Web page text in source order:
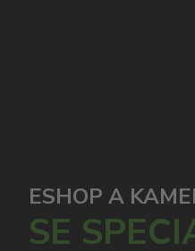
ESHOP A
SE